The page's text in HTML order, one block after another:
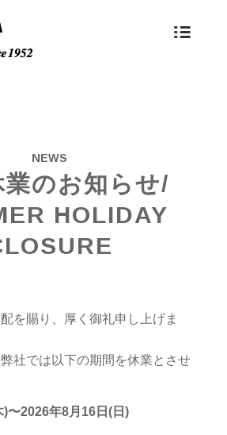
NEWS
業のお知らせ/
HOLIDAY
を賜り、厚く御礼申し上げま
社では以下の期間を休業とさせ
〜2026年8月16日(日)